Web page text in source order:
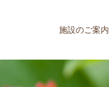
施設のご案内